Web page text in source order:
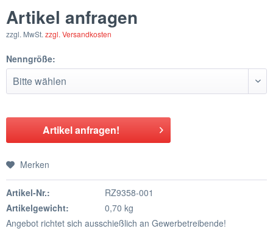
Artikel anfragen
zzgl. MwSt. zzgl. Versandkosten
Nenngröße:
Artikel anfragen!
Merken
Artikel-Nr.:
RZ9358-001
Artikelgewicht:
0,70 kg
Angebot richtet sich ausschießlich an Gewerbetreibende!